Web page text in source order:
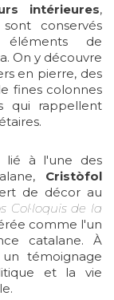
intérieures,
conservés
éléments de
On y découvre
en pierre, des
fines colonnes
qui rappellent
lié à l'une des
Cristòfol
de décor au
Col·loquis de la
comme l'un
catalane. À
témoignage
et la vie